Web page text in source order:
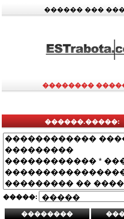
������ ���
��������
������.�����:
�����: